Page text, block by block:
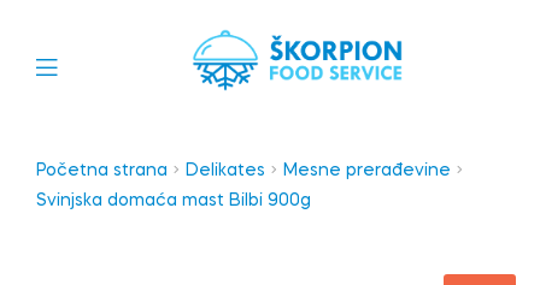
Početna strana Delikates
Mesne prerađevine
Svinjska domaća mast Bilbi 900g